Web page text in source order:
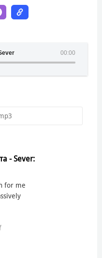
00:00
- Sever:
for me